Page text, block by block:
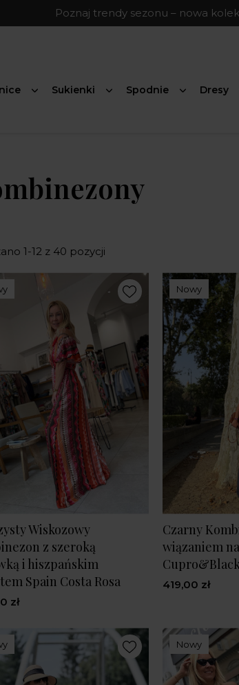
Poznaj trendy sezonu – nowa
Sukienki Spodnie Dresy
1-12 z 40 pozycji
Wiskozowy
z szeroką
i hiszpańskim
Spain Costa Rosa
zł
Nowy
Czarny
wiązaniem
419,00 zł
Nowy